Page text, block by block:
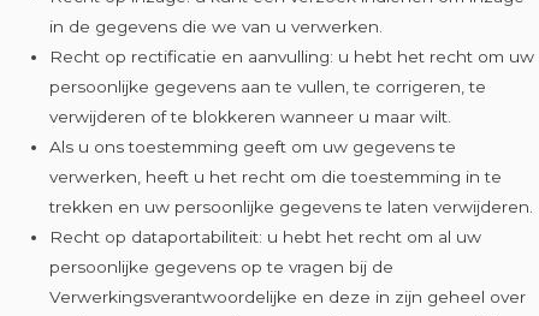
in de gegevens die we van u verwerken.
Recht op rectificatie en aanvulling: u hebt het recht om uw
persoonlijke gegevens aan te vullen, te corrigeren, te
verwijderen of te blokkeren wanneer u maar wilt.
Als u ons toestemming geeft om uw gegevens te
verwerken, heeft u het recht om die toestemming in te
trekken en uw persoonlijke gegevens te laten verwijderen.
Recht op dataportabiliteit: u hebt het recht om al uw
persoonlijke gegevens op te vragen bij de
Verwerkingsverantwoordelijke en deze in zijn geheel over